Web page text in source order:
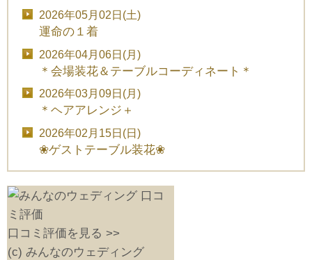
2026年05月02日(土)
運命の１着
2026年04月06日(月)
＊会場装花＆テーブルコーディネート＊
2026年03月09日(月)
＊ヘアアレンジ＋
2026年02月15日(日)
❀ゲストテーブル装花❀
口コミ評価を見る >>
(c) みんなのウェディング